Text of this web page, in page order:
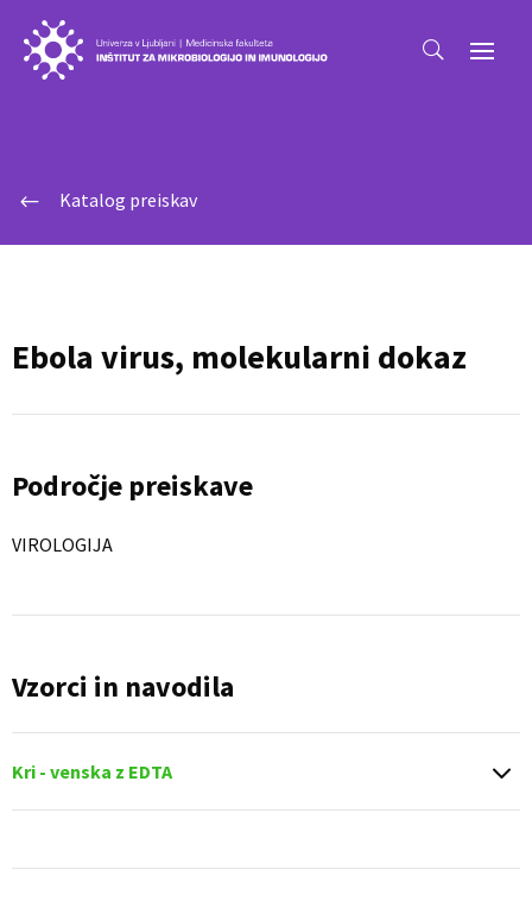
# Katalog preiskav
Ebola virus, molekularni dokaz
Področje preiskave
VIROLOGIJA
Vzorci in navodila
Kri - venska z EDTA